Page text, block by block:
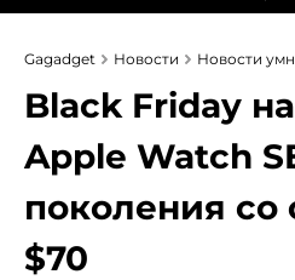
Gagadget Новости Новости
Black Friday
Apple Watch
поколения со
$70